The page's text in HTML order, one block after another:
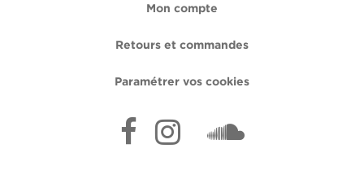
Mon compte
Retours et commandes
Paramétrer vos cookies